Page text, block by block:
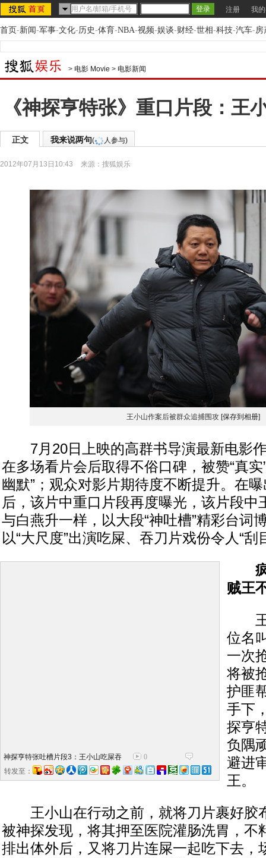
注册 我
首页-新闻-军事-文化-历史-体育-NBA-视频-娱谈-财经-世相-科技-汽车-房
> 电影 Movie > 电影新闻
《神探亨特张》重口片段：王
正文 我来说两句( 人参与)
2012年07月13日10:43 来源： 搜狐娱乐
王小山作案后被群众追捕围攻 [保存到相册]
7月20日上映的高群书导演最新电影
在多场看片会后取得不俗口碑，被赞“真实
幽默”；观众对影片期待度不断提升。在曝
后，该片中重口片段再度曝光，该片段中
与白燕升一样，以大段“神吐槽”精彩台词
以“大尺度”出演吃屎、吞刀片戏份令人“刮
神探亨特张吐槽片段3：王小山吃屎吞
0
转发至：
贼王
王
位名
一次
将被
护匪
手下
探亨
负隅
避进
王。
王小山在行动之前，就将刀片裹好胶
被神探发现，将其押至医院灌肠洗胃，不
排出体外后，又将刀片连屎一起吃下去，